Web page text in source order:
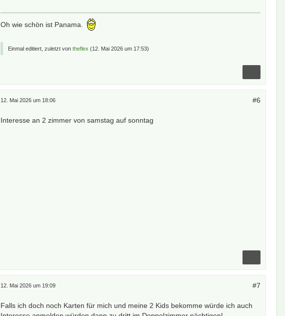
Oh wie schön ist Panama.
Einmal editiert, zuletzt vontheflex (12. Mai 2026 um 17:53)
12. Mai 2026 um 18:06 #6
Interesse an 2 zimmer von samstag auf sonntag
12. Mai 2026 um 19:09 #7
Falls ich doch noch Karten für mich und meine 2 Kids bekomme würde ich auch